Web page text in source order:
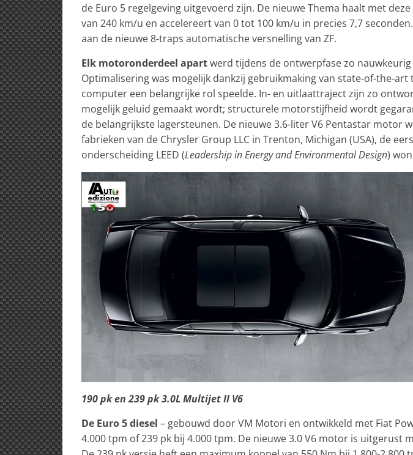
de Euro 5 regelgeving uitgevoerd zijn. De nieuwe Thema haalt met
van 240 km/u en accelereert van 0 tot 100 km/u in precies 7,7
aan de nieuwe 8-traps automatische versnelling van ZF.
Elk motoronderdeel apartwerd tijdens de ontwerpfase zo
Optimalisering was mogelijk dankzij gebruikmaking van state-of-the-art
computer een belangrijke rol speelde. In- en uitlaattraject zijn zo
mogelijk geluid gemaakt wordt; structurele motorstijfheid wordt
de belangrijkste lagersteunen. De nieuwe 3.6-liter V6 Pentastar motor
fabrieken van de Chrysler Group LLC in Trenton, Michigan (USA), de
onderscheiding LEED (Leadership in Energy and Environmental Design)
190 pk en 239 pk 3.0L Multijet II V6
De Euro 5 diesel – gebouwd door VM Motori en ontwikkeld met Fiat
4.000 tpm of 239 pk bij 4.000 tpm. De nieuwe 3.0 V6 motor is uitgerust